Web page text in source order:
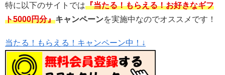
特に以下のサイトでは『当たる！もらえる！お好きなギフ
ト5000円分』キャンペーンを実施中なのでオススメです！
当たる！もらえる！キャンペーン中！↓